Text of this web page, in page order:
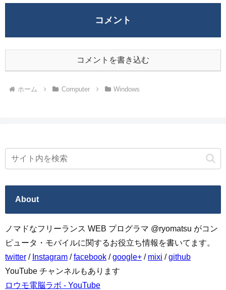
コメント
コメントを書き込む
ホーム Computer Windows
About
ノマドなフリーランス WEB プログラマ @ryomatsu がコン
ピュータ・モバイルに関するお役立ち情報を書いてます。
twitter / Instagram /facebook /google+ / mixi /github
YouTube チャンネルもあります
ロウモ電脳ラボ - YouTube